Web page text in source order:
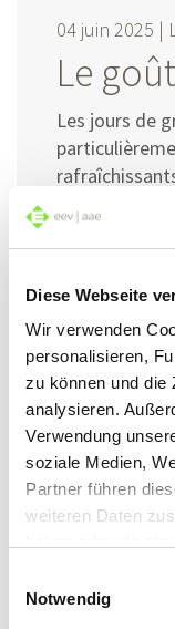
Diese Webseite
Wir verwenden
personalisieren,
zu können und die
analysieren.
Verwendung
soziale Medien,
Partner führen
weiteren Daten
Notwendig
04 juin 2025 |
Le
Les jours de
21 mai 2025 |
grillade